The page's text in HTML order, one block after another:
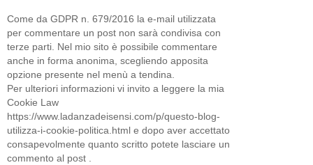
Come da GDPR n. 679/2016 la e-mail utilizzata
per commentare un post non sarà condivisa con
terze parti. Nel mio sito è possibile commentare
anche in forma anonima, scegliendo apposita
opzione presente nel menù a tendina.
Per ulteriori informazioni vi invito a leggere la mia
Cookie Law
https://www.ladanzadeisensi.com/p/questo-blog-
utilizza-i-cookie-politica.html e dopo aver accettato
consapevolmente quanto scritto potete lasciare un
commento al post .